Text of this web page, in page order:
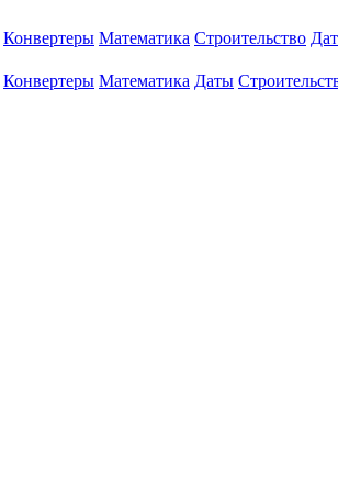
Конвертеры Математика Строительство
Конвертеры Математика Даты